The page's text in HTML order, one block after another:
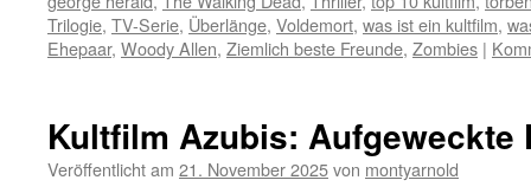
Trilogie, TV-Serie, Überlänge, Voldemort, was ist ein kultfilm,
Ehepaar, Woody Allen, Ziemlich beste Freunde, Zombies |
Kultfilm Azubis: Aufgeweckte
Veröffentlicht am 21. November 2025von montyarnold